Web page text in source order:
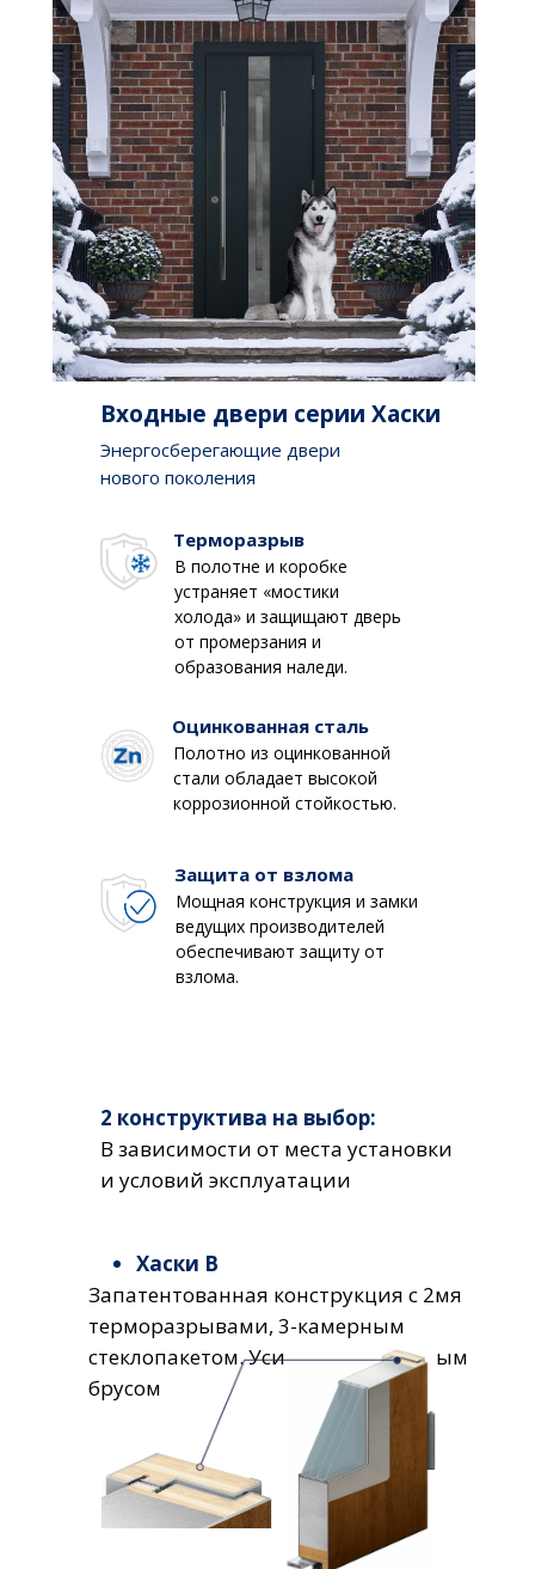
Входные двери серии Хаски
Энергосберегающие двери
нового поколения
Терморазрыв
В полотне и коробке
устраняет «мостики
холода» и защищают дверь
от промерзания и
образования наледи.
Оцинкованная сталь
Полотно из оцинкованной
стали обладает высокой
коррозионной стойкостью.
Защита от взлома
Мощная конструкция и замки
ведущих производителей
обеспечивают защиту от
взлома.
2 конструктива на выбор:
В зависимости от места установки
и условий эксплуатации
Хаски В
Запатентованная конструкция с 2мя
терморазрывами, 3-камерным
стеклопакетом. Усилена деревянным
брусом